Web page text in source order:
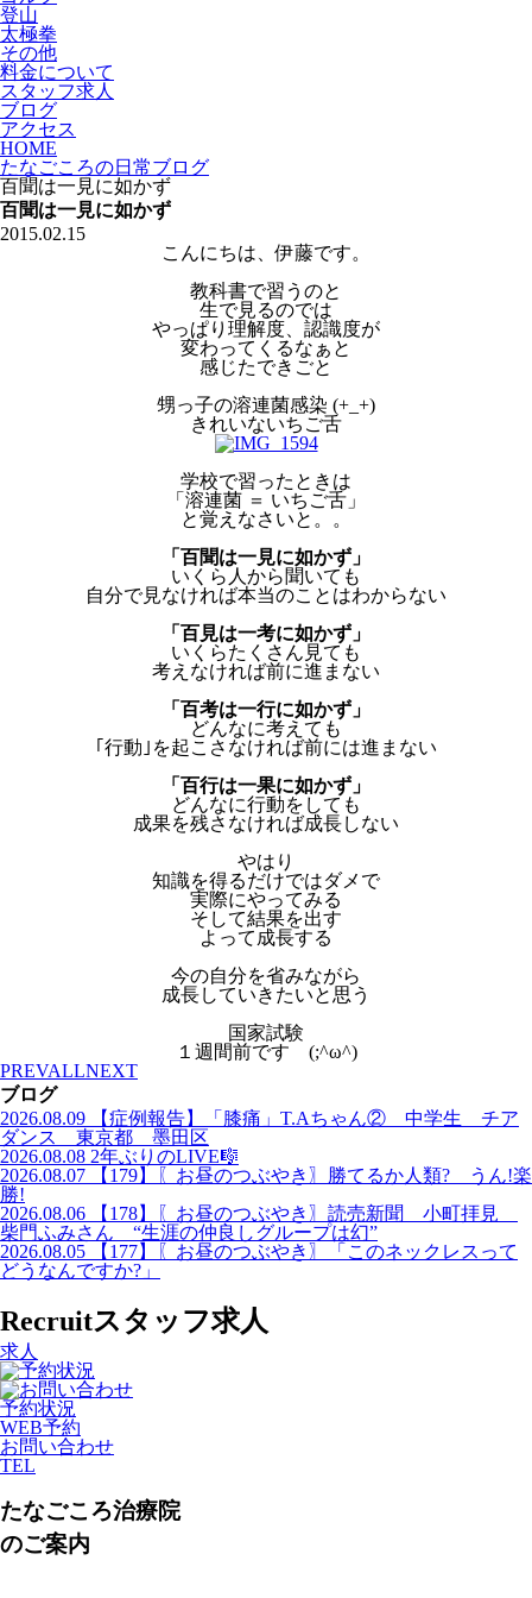
登山
太極拳
その他
料金について
スタッフ求人
ブログ
アクセス
HOME
たなごころの日常ブログ
百聞は一見に如かず
百聞は一見に如かず
2015.02.15
こんにちは、伊藤です。
教科書で習うのと
生で見るのでは
やっぱり理解度、認識度が
変わってくるなぁと
感じたできごと
甥っ子の溶連菌感染 (+_+)
きれいないちご舌
学校で習ったときは
「溶連菌 ＝ いちご舌」
と覚えなさいと。。
「百聞は一見に如かず」
いくら人から聞いても
自分で見なければ本当のことはわからない
「百見は一考に如かず」
いくらたくさん見ても
考えなければ前に進まない
「百考は一行に如かず」
どんなに考えても
｢行動｣を起こさなければ前には進まない
「百行は一果に如かず」
どんなに行動をしても
成果を残さなければ成長しない
やはり
知識を得るだけではダメで
実際にやってみる
そして結果を出す
よって成長する
今の自分を省みながら
成長していきたいと思う
国家試験
１週間前です (;^ω^)
PREVALLNEXT
ブログ
2026.08.09
【症例報告】「膝痛」T.Aちゃん② 中学生 チア
ダンス 東京都 墨田区
2026.08.08 2年ぶりのLIVE🎼
2026.08.07
【179】〖お昼のつぶやき〗勝てるか人類? うん!楽
勝!
2026.08.06
【178】〖お昼のつぶやき〗読売新聞 小町拝見
柴門ふみさん “生涯の仲良しグループは幻”
2026.08.05
【177】〖お昼のつぶやき〗「このネックレスって
どうなんですか?」
Recruitスタッフ求人
求人
予約状況
WEB予約
お問い合わせ
TEL
たなごころ治療院
のご案内